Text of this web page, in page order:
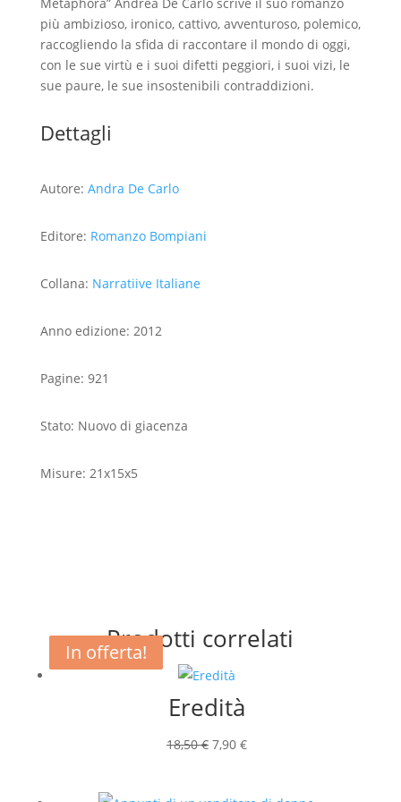
più ambizioso, ironico, cattivo, avventuroso, polemico,
raccogliendo la sfida di raccontare il mondo di oggi,
con le sue virtù e i suoi difetti peggiori, i suoi vizi, le
sue paure, le sue insostenibili contraddizioni.
Dettagli
Autore: Andra De Carlo
Editore: Romanzo Bompiani
Collana: Narratiive Italiane
Anno edizione: 2012
Pagine: 921
Stato: Nuovo di giacenza
Misure: 21x15x5
Prodotti correlati
In offerta!
Eredità
18,50€ Il
7,90 €Il
In offerta!
In offerta!